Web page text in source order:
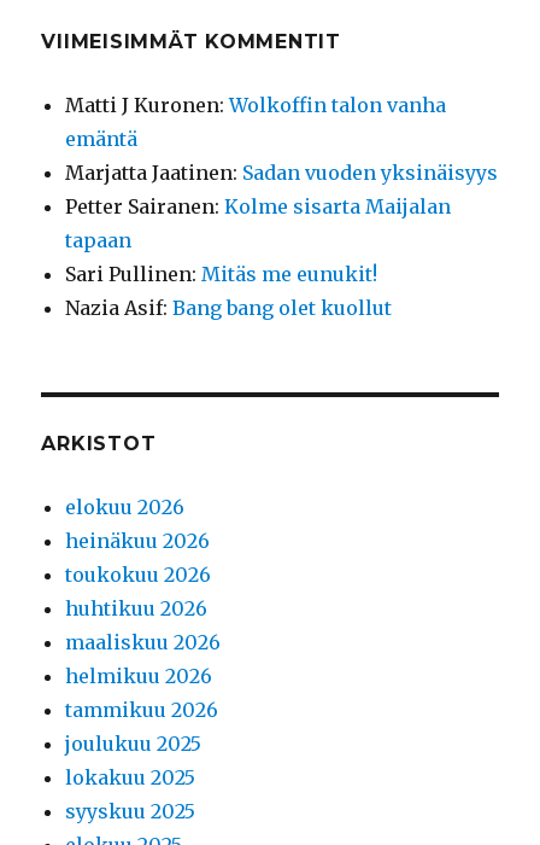
VIIMEISIMMÄT KOMMENTIT
Matti J Kuronen:Wolkoffin talon vanha
emäntä
Marjatta Jaatinen: Sadan vuoden yksinäisyys
Petter Sairanen:Kolme sisarta Maijalan
tapaan
Sari Pullinen:Mitäs me eunukit!
Nazia Asif:Bang bang olet kuollut
ARKISTOT
elokuu 2026
heinäkuu 2026
toukokuu 2026
huhtikuu 2026
maaliskuu 2026
helmikuu 2026
tammikuu 2026
joulukuu 2025
lokakuu 2025
syyskuu 2025